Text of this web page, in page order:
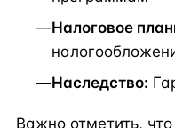
Налоговое
Наследство:
Важно отметить,